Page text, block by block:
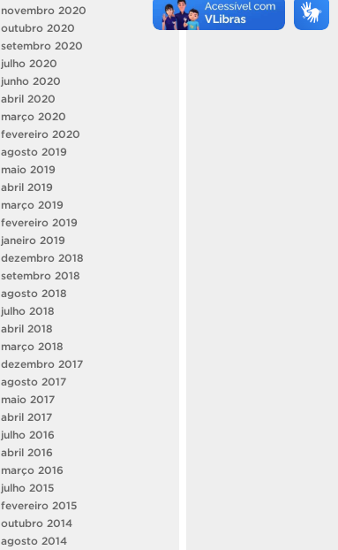
novembro 2020
outubro 2020
setembro 2020
julho 2020
junho 2020
abril 2020
março 2020
fevereiro 2020
agosto 2019
maio 2019
abril 2019
março 2019
fevereiro 2019
janeiro 2019
dezembro 2018
setembro 2018
agosto 2018
julho 2018
abril 2018
março 2018
dezembro 2017
agosto 2017
maio 2017
abril 2017
julho 2016
abril 2016
março 2016
julho 2015
fevereiro 2015
outubro 2014
agosto 2014